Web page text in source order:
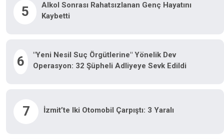
5
Alkol Sonrası Rahatsızlanan Genç Hayatını
Kaybetti
6
"Yeni Nesil Suç Örgütlerine" Yönelik Dev
Operasyon: 32 Şüpheli Adliyeye Sevk Edildi
7 İzmit’te Iki Otomobil Çarpıştı: 3 Yaralı